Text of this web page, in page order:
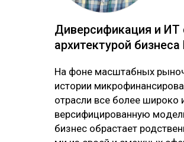
Ди­вер­си­фика­ция и ИТ
ар­хи­тек­ту­рой
На фо­не мас­штаб­ных
ис­то­рии
от­рас­ли все бо­лее
вер­си­фи­ци­ро­ван­ную
биз­нес об­рас­тает